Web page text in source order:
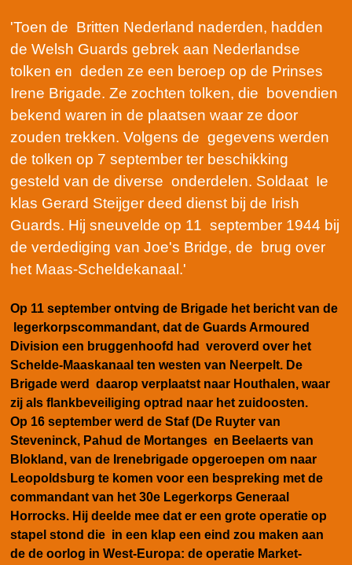
'Toen de Britten Nederland naderden, hadden
de Welsh Guards gebrek aan Nederlandse
tolken en deden ze een beroep op de Prinses
Irene Brigade. Ze zochten tolken, die bovendien
bekend waren in de plaatsen waar ze door
zouden trekken. Volgens de gegevens werden
de tolken op 7 september ter beschikking
gesteld van de diverse onderdelen. Soldaat Ie
klas Gerard Steijger deed dienst bij de Irish
Guards. Hij sneuvelde op 11 september 1944 bij
de verdediging van Joe's Bridge, de brug over
het Maas-Scheldekanaal .'
Op 11 september ontving de Brigade het bericht van de
legerkorpscommandant, dat de Guards Armoured
Division een bruggenhoofd had veroverd over het
Schelde-Maaskanaal ten westen van Neerpelt. De
Brigade werd daarop verplaatst naar Houthalen, waar
zij als flankbeveiliging optrad naar het zuidoosten.
Op 16 september werd de Staf (De Ruyter van
Steveninck, Pahud de Mortanges en Beelaerts van
Blokland, van de Irenebrigade opgeroepen om naar
Leopoldsburg te komen voor een bespreking met de
commandant van het 30e Legerkorps Generaal
Horrocks. Hij deelde mee dat er een grote operatie op
stapel stond die in een klap een eind zou maken aan
de de oorlog in West-Europa: de operatie Market-